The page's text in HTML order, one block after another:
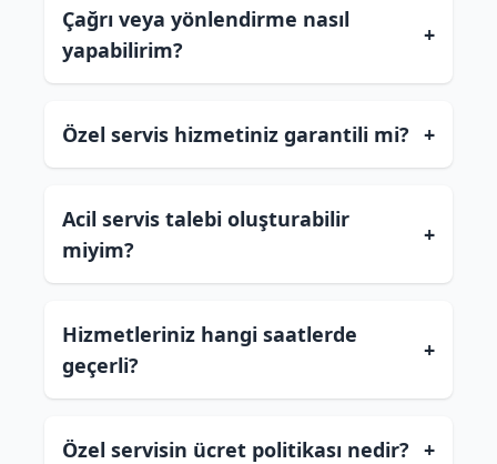
Çağrı veya yönlendirme nasıl
yapabilirim?
+
Özel servis hizmetiniz garantili mi? +
Acil servis talebi oluşturabilir
miyim?
+
Hizmetleriniz hangi saatlerde
geçerli?
+
Özel servisin ücret politikası nedir? +